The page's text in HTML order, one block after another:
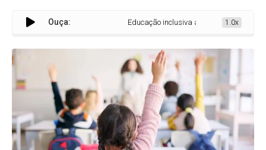
Ouça: Educação inclusiva ainda desafia famílias
1.0x